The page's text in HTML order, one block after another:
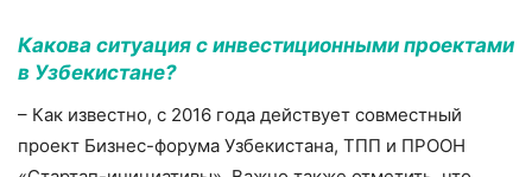
Какова ситуация с инвестиционными проектами
в Узбекистане?
– Как известно, с 2016 года действует совместный
проект Бизнес-форума Узбекистана, ТПП и ПРООН